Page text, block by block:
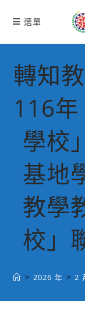
選單
轉知
116
學校
基地
教學
校」
> 2026 年 > 2